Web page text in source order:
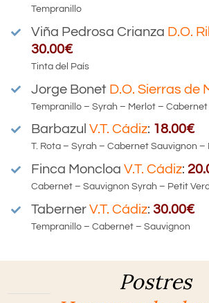
Tempranillo
Viña Pedrosa Crianza D.O.
30.00€
Tinta del País
Jorge Bonet D.O. Sierras de
Tempranillo – Syrah – Merlot –
Barbazul V.T. Cádiz: 18.00€
T. Rota – Syrah – Cabernet Sauvignon –
Finca Moncloa V.T. Cádiz:
Cabernet – Sauvignon Syrah – Petit
Taberner V.T. Cádiz: 30.00€
Tempranillo – Cabernet – Sauvignon
Postres